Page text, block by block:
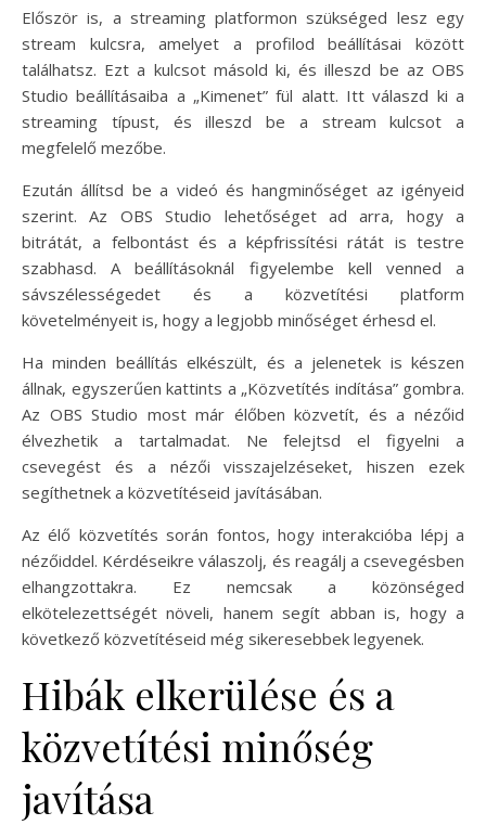
Először is, a streaming platformon szükséged lesz egy
stream kulcsra, amelyet a profilod beállításai között
találhatsz. Ezt a kulcsot másold ki, és illeszd be az OBS
Studio beállításaiba a „Kimenet” fül alatt. Itt válaszd ki a
streaming típust, és illeszd be a stream kulcsot a
megfelelő mezőbe.
Ezután állítsd be a videó és hangminőséget az igényeid
szerint. Az OBS Studio lehetőséget ad arra, hogy a
bitrátát, a felbontást és a képfrissítési rátát is testre
szabhasd. A beállításoknál figyelembe kell venned a
sávszélességedet és a közvetítési platform
követelményeit is, hogy a legjobb minőséget érhesd el.
Ha minden beállítás elkészült, és a jelenetek is készen
állnak, egyszerűen kattints a „Közvetítés indítása” gombra.
Az OBS Studio most már élőben közvetít, és a nézőid
élvezhetik a tartalmadat. Ne felejtsd el figyelni a
csevegést és a nézői visszajelzéseket, hiszen ezek
segíthetnek a közvetítéseid javításában.
Az élő közvetítés során fontos, hogy interakcióba lépj a
nézőiddel. Kérdéseikre válaszolj, és reagálj a csevegésben
elhangzottakra. Ez nemcsak a közönséged
elkötelezettségét növeli, hanem segít abban is, hogy a
következő közvetítéseid még sikeresebbek legyenek.
Hibák elkerülése és a
közvetítési minőség
javítása